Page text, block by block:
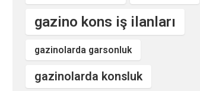
gazino kons iş ilanları
gazinolarda garsonluk
gazinolarda konsluk